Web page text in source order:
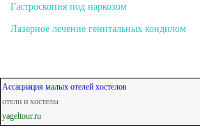
Гастроскопия под наркозом
Лазерное лечение генитальных кондилом
Ассациация малых отелей хостелов
отели и хостелы
yageltour.ru